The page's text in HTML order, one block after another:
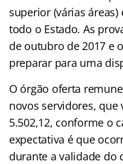
superior (várias
todo o Estado. As
de outubro de 2017 e
preparar para uma
O órgão oferta
novos servidores, que
5.502,12, conforme o
expectativa é que
durante a validade do